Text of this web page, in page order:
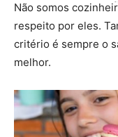
Não somos
respeito por eles.
critério é sempre o
melhor.